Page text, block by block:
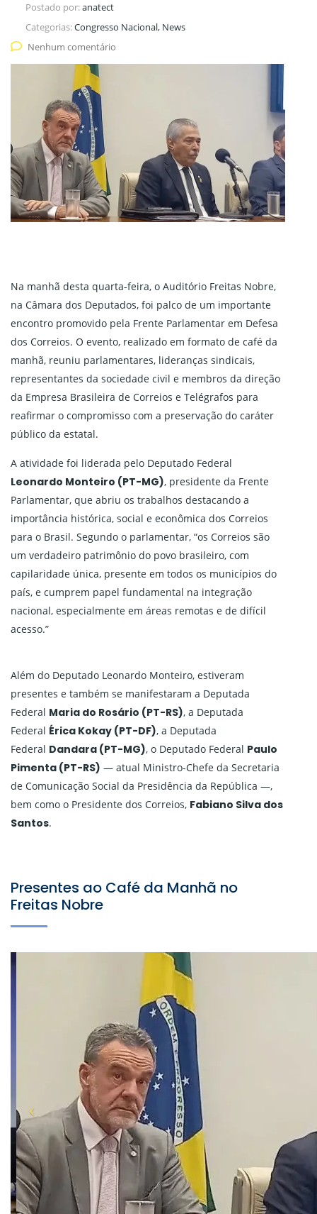
Postado por:anatect
Categorias:Congresso Nacional, News
Nenhum comentário
Na manhã desta quarta-feira, o Auditório Freitas Nobre,
na Câmara dos Deputados, foi palco de um importante
encontro promovido pela Frente Parlamentar em Defesa
dos Correios. O evento, realizado em formato de café da
manhã, reuniu parlamentares, lideranças sindicais,
representantes da sociedade civil e membros da direção
da Empresa Brasileira de Correios e Telégrafos para
reafirmar o compromisso com a preservação do caráter
público da estatal.
A atividade foi liderada pelo Deputado Federal
Leonardo Monteiro (PT-MG), presidente da Frente
Parlamentar, que abriu os trabalhos destacando a
importância histórica, social e econômica dos Correios
para o Brasil. Segundo o parlamentar, “os Correios são
um verdadeiro patrimônio do povo brasileiro, com
capilaridade única, presente em todos os municípios do
país, e cumprem papel fundamental na integração
nacional, especialmente em áreas remotas e de difícil
acesso.”
Além do Deputado Leonardo Monteiro, estiveram
presentes e também se manifestaram a Deputada
Federal Maria do Rosário (PT-RS), a Deputada
Federal Érica Kokay (PT-DF), a Deputada
Federal Dandara (PT-MG), o Deputado Federal Paulo
Pimenta (PT-RS) — atual Ministro-Chefe da Secretaria
de Comunicação Social da Presidência da República —,
bem como o Presidente dos Correios, Fabiano Silva dos
Santos.
Presentes ao Café da Manhã no
Freitas Nobre